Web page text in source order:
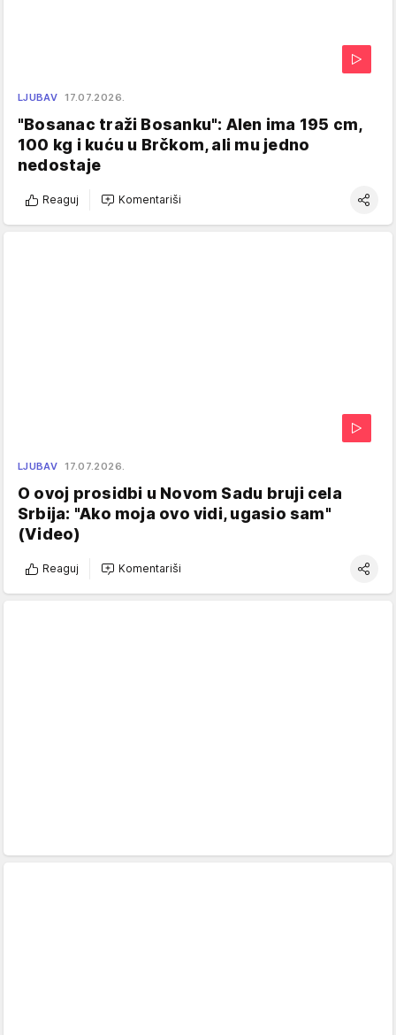
LJUBAV 17.07.2026.
"Bosanac traži Bosanku": Alen ima 195 cm,
100 kg i kuću u Brčkom, ali mu jedno
nedostaje
Reaguj Komentariši
LJUBAV 17.07.2026.
O ovoj prosidbi u Novom Sadu bruji cela
Srbija: "Ako moja ovo vidi, ugasio sam"
(Video)
Reaguj Komentariši